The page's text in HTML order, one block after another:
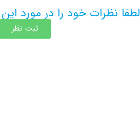
خود را در مورد این مرکز
ثبت نظر